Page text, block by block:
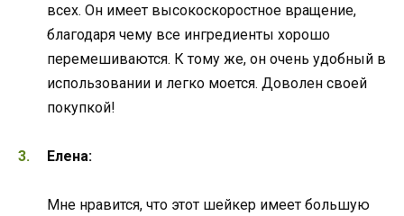
всех. Он имеет высокоскоростное вращение,
благодаря чему все ингредиенты хорошо
перемешиваются. К тому же, он очень удобный в
использовании и легко моется. Доволен своей
покупкой!
Елена:
Мне нравится, что этот шейкер имеет большую